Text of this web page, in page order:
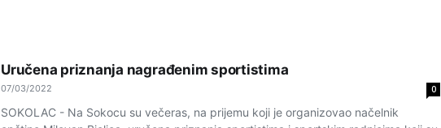
Uručena priznanja nagrađenim sportistima
07/03/2022 0
SOKOLAC - Na Sokocu su večeras, na prijemu koji je organizovao načelnik